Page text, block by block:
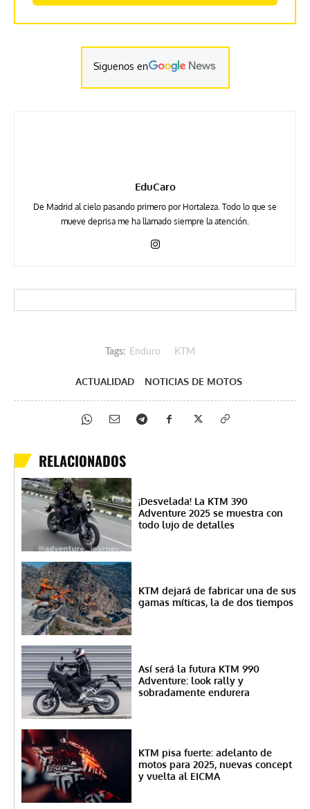
Siguenos en
EduCaro
De Madrid al cielo pasando primero por Hortaleza. Todo lo que se
mueve deprisa me ha llamado siempre la atención.
Tags: Enduro KTM
ACTUALIDAD NOTICIAS DE MOTOS
RELACIONADOS
¡Desvelada! La KTM 390
Adventure 2025 se muestra con
todo lujo de detalles
KTM dejará de fabricar una de sus
gamas míticas, la de dos tiempos
Así será la futura KTM 990
Adventure: look rally y
sobradamente endurera
KTM pisa fuerte: adelanto de
motos para 2025, nuevas concept
y vuelta al EICMA